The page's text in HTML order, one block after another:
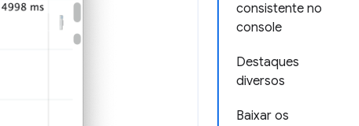
consistente no
console
Destaques
diversos
Baixar os